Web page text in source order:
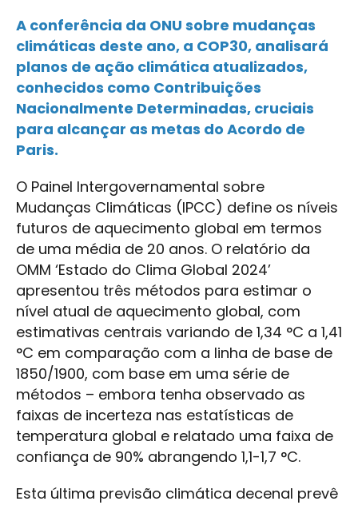
A conferência da ONU sobre mudanças
climáticas deste ano, a COP30, analisará
planos de ação climática atualizados,
conhecidos como Contribuições
Nacionalmente Determinadas, cruciais
para alcançar as metas do Acordo de
Paris.
O Painel Intergovernamental sobre
Mudanças Climáticas (IPCC) define os níveis
futuros de aquecimento global em termos
de uma média de 20 anos. O relatório da
OMM ‘Estado do Clima Global 2024’
apresentou três métodos para estimar o
nível atual de aquecimento global, com
estimativas centrais variando de 1,34 °C a 1,41
°C em comparação com a linha de base de
1850/1900, com base em uma série de
métodos – embora tenha observado as
faixas de incerteza nas estatísticas de
temperatura global e relatado uma faixa de
confiança de 90% abrangendo 1,1-1,7 °C.
Esta última previsão climática decenal prevê